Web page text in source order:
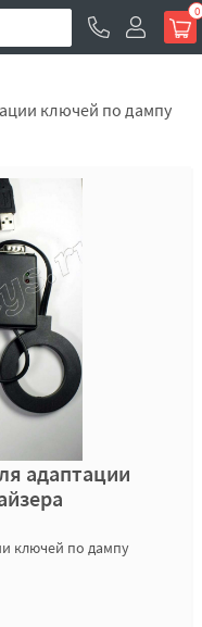
0
ключей по дампу
адаптации
ключей по дампу